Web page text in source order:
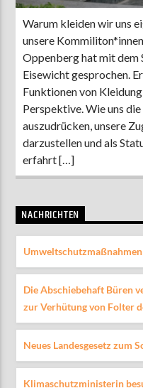
Warum kleiden wir uns
unsere
Oppenberg hat mit dem
Eisewicht gesprochen.
Funktionen von
Perspektive. Wie uns
auszudrücken, unsere
darzustellen und als
erfahrt […]
NACHRICHTEN
Die Abschiebehaft Büren
zur Verhütung von Folter
Neues Landesgesetz zum
Klimaschutzministerin